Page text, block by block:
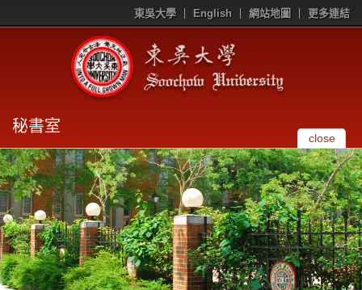
東吳大學 English 網站地圖 更多連結
秘書室
close